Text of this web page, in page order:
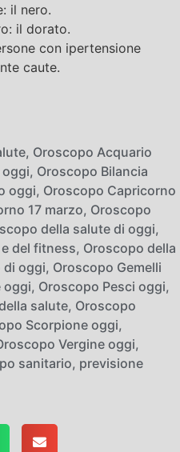
il nero.
il dorato.
con ipertensione
caute.
, Oroscopo Acquario
, Oroscopo Bilancia
oggi, Oroscopo Capricorno
17 marzo, Oroscopo
della salute di oggi,
del fitness, Oroscopo della
di oggi, Oroscopo Gemelli
oggi, Oroscopo Pesci oggi,
salute, Oroscopo
Scorpione oggi,
Vergine oggi,
sanitario, previsione